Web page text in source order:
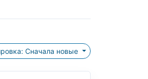
Сортировка: Сначала новые